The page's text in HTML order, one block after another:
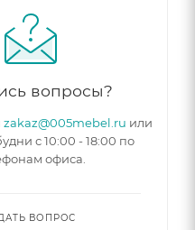
вопросы?
zakaz@005mebel.ru или
с 10:00 - 18:00 по
офиса.
ВОПРОС